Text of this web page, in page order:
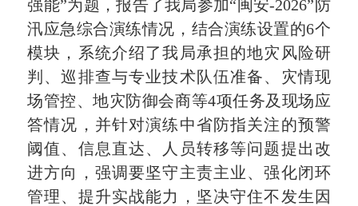
强能”为题，报告了我局参加“闽安-2026”防
汛应急综合演练情况，结合演练设置的6个
模块，系统介绍了我局承担的地灾风险研
判、巡排查与专业技术队伍准备、灾情现
场管控、地灾防御会商等4项任务及现场应
答情况，并针对演练中省防指关注的预警
阈值、信息直达、人员转移等问题提出改
进方向，强调要坚守主责主业、强化闭环
管理、提升实战能力，坚决守住不发生因